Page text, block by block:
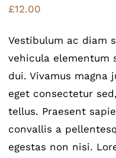
£12.00
Vestibulum ac diam
vehicula elementum
dui. Vivamus magna
eget consectetur
tellus. Praesent
convallis a
egestas non nisi.